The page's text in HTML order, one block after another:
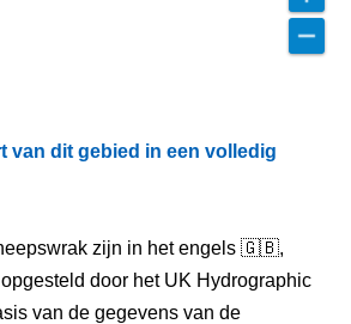
van dit gebied in een volledig
zijn in het engels 🇬🇧,
door het UK Hydrographic
van de gegevens van de